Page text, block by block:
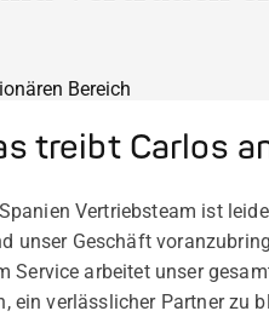
Bereich
treibt Carlos
Vertriebsteam ist
unser Geschäft
Service arbeitet unser
ein verlässlicher Partner zu